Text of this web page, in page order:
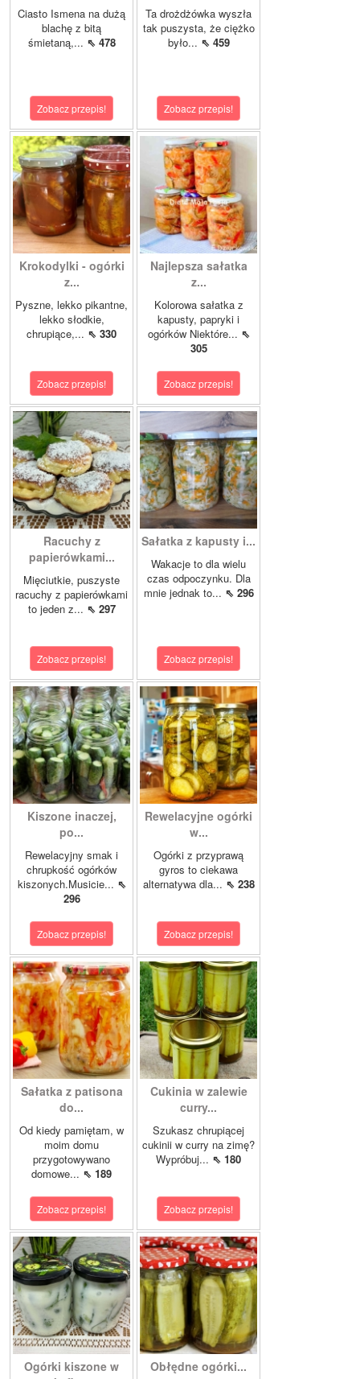
Ciasto Ismena na dużą
blachę z bitą
śmietaną,... ⇖ 478
Zobacz przepis!
Ta drożdżówka wyszła
tak puszysta, że ciężko
było... ⇖ 459
Zobacz przepis!
Krokodylki - ogórki
z...
Pyszne, lekko pikantne,
lekko słodkie,
chrupiące,... ⇖ 330
Zobacz przepis!
Najlepsza sałatka
z...
Kolorowa sałatka z
kapusty, papryki i
ogórków Niektóre... ⇖
305
Zobacz przepis!
Racuchy z
papierówkami...
Mięciutkie, puszyste
racuchy z papierówkami
to jeden z... ⇖ 297
Zobacz przepis!
Sałatka z kapusty i...
Wakacje to dla wielu
czas odpoczynku. Dla
mnie jednak to... ⇖ 296
Zobacz przepis!
Kiszone inaczej,
po...
Rewelacyjny smak i
chrupkość ogórków
kiszonych.Musicie... ⇖
296
Zobacz przepis!
Rewelacyjne ogórki
w...
Ogórki z przyprawą
gyros to ciekawa
alternatywa dla... ⇖ 238
Zobacz przepis!
Sałatka z patisona
do...
Od kiedy pamiętam, w
moim domu
przygotowywano
domowe... ⇖ 189
Zobacz przepis!
Cukinia w zalewie
curry...
Szukasz chrupiącej
cukinii w curry na zimę?
Wypróbuj... ⇖ 180
Zobacz przepis!
Ogórki kiszone w
Obłędne ogórki...